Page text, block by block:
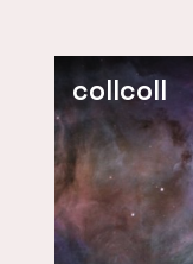
collcoll